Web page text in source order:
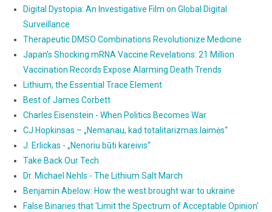
Digital Dystopia: An Investigative Film on Global Digital
Surveillance
Therapeutic DMSO Combinations Revolutionize Medicine
Japan’s Shocking mRNA Vaccine Revelations: 21 Million
Vaccination Records Expose Alarming Death Trends
Lithium, the Essential Trace Element
Best of James Corbett
Charles Eisenstein - When Politics Becomes War
CJ Hopkinsas – „Nemanau, kad totalitarizmas laimės“
J. Erlickas - „Nenoriu būti kareivis“
Take Back Our Tech
Dr. Michael Nehls - The Lithium Salt March
Benjamin Abelow: How the west brought war to ukraine
False Binaries that 'Limit the Spectrum of Acceptable Opinion'